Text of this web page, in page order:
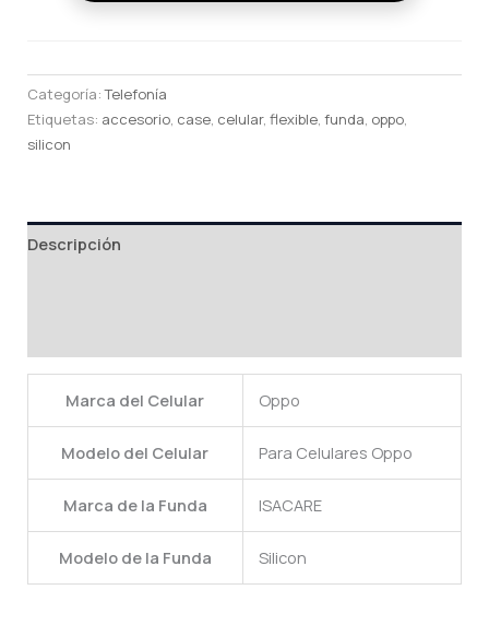
Categoría:Telefonía
Etiquetas: accesorio, case, celular, flexible, funda, oppo,
silicon
Descripción
Marca del Celular Oppo
Modelo del Celular Para Celulares Oppo
Marca de la Funda ISACARE
Modelo de la Funda Silicon